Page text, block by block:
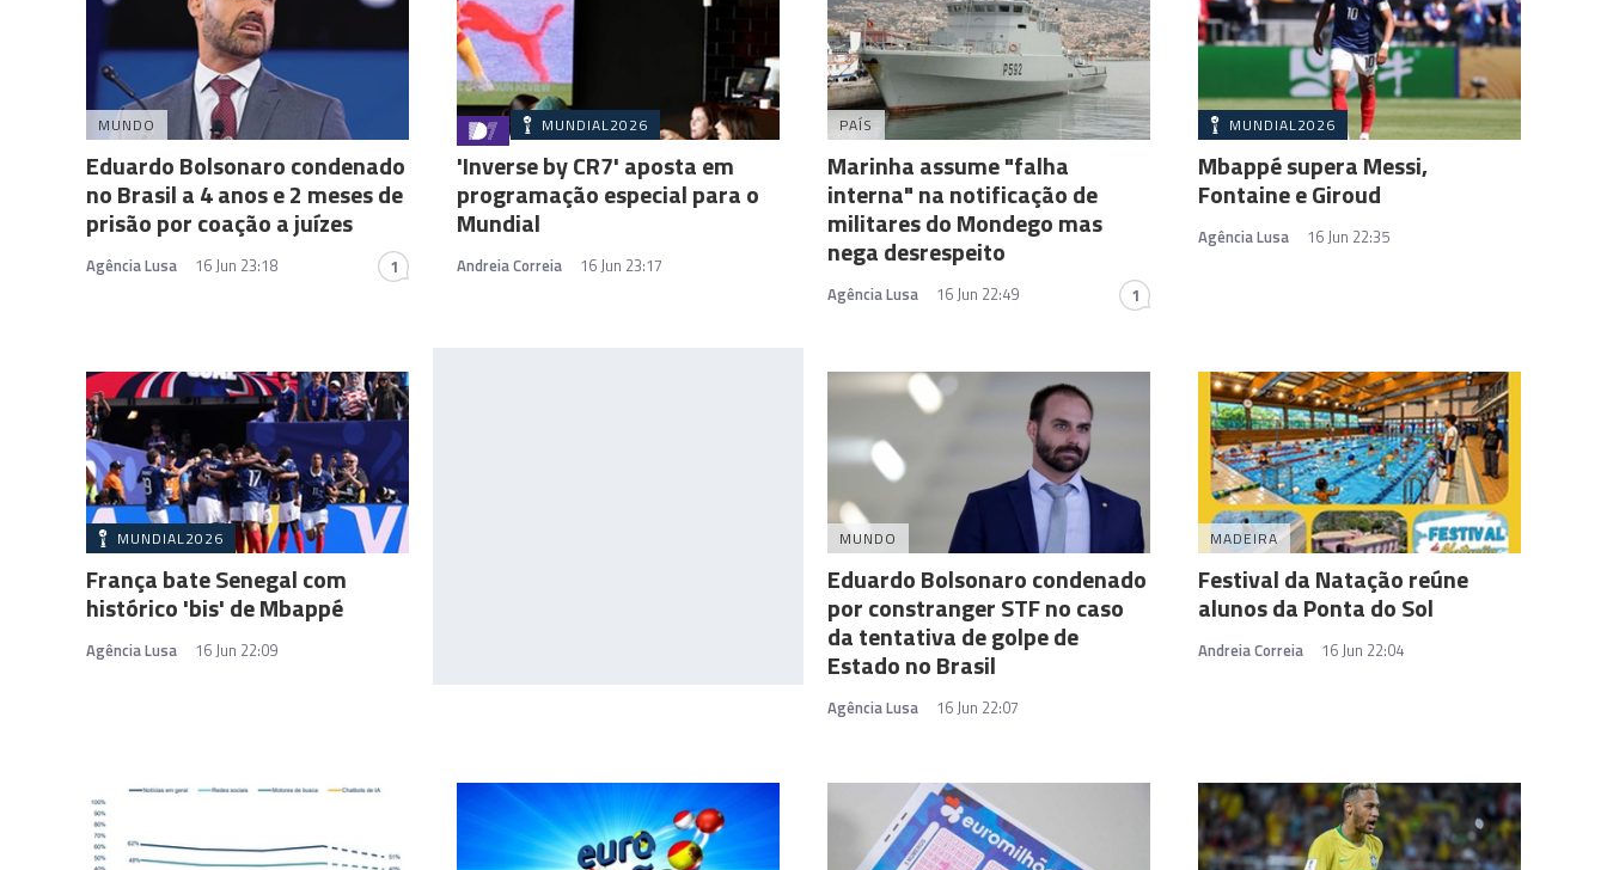
MUNDO
Eduardo Bolsonaro condenado
no Brasil a 4 anos e 2 meses de
prisão por coação a juízes
Agência Lusa 16 Jun 23:18 1
MUNDIAL2026
'Inverse by CR7' aposta em
programação especial para o
Mundial
Andreia Correia 16 Jun 23:17
PAÍS
Marinha assume "falha
interna" na notificação de
militares do Mondego mas
nega desrespeito
Agência Lusa 16 Jun 22:49 1
MUNDIAL2026
Mbappé supera Messi,
Fontaine e Giroud
Agência Lusa 16 Jun 22:35
MUNDIAL2026
França bate Senegal com
histórico 'bis' de Mbappé
Agência Lusa 16 Jun 22:09
MUNDO
Eduardo Bolsonaro condenado
por constranger STF no caso
da tentativa de golpe de
Estado no Brasil
Agência Lusa 16 Jun 22:07
MADEIRA
Festival da Natação reúne
alunos da Ponta do Sol
Andreia Correia 16 Jun 22:04